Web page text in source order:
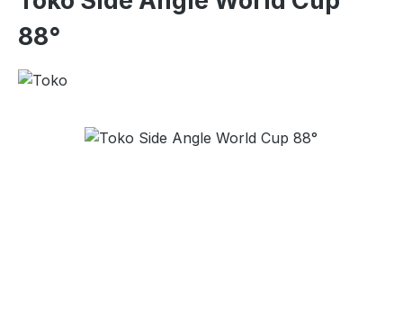
88°
Bildergalerie überspringen